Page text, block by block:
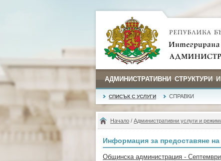
АДМИНИСТРАТИВНИ СТРУКТУРИ
СПИСЪК С УСЛУГИ СПРАВКИ
Начало / Административни услуги и
Информация за предоставяне на
Общинска администрация -